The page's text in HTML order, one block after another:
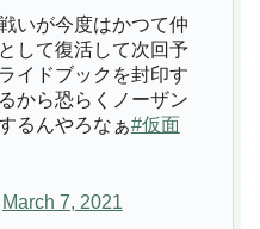
いが今度はかつて仲
して復活して次回予
イドブックを封印す
から恐らくノーザン
るんやろなぁ#仮面
March 7, 2021